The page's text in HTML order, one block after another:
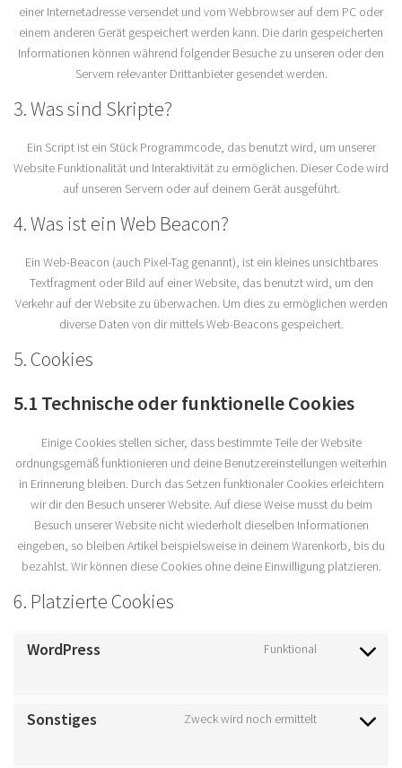
einer Internetadresse versendet und vom Webbrowser auf dem PC oder
einem anderen Gerät gespeichert werden kann. Die darin gespeicherten
Informationen können während folgender Besuche zu unseren oder den
Servern relevanter Drittanbieter gesendet werden.
3. Was sind Skripte?
Ein Script ist ein Stück Programmcode, das benutzt wird, um unserer
Website Funktionalität und Interaktivität zu ermöglichen. Dieser Code wird
auf unseren Servern oder auf deinem Gerät ausgeführt.
4. Was ist ein Web Beacon?
Ein Web-Beacon (auch Pixel-Tag genannt), ist ein kleines unsichtbares
Textfragment oder Bild auf einer Website, das benutzt wird, um den
Verkehr auf der Website zu überwachen. Um dies zu ermöglichen werden
diverse Daten von dir mittels Web-Beacons gespeichert.
5. Cookies
5.1 Technische oder funktionelle Cookies
Einige Cookies stellen sicher, dass bestimmte Teile der Website
ordnungsgemäß funktionieren und deine Benutzereinstellungen weiterhin
in Erinnerung bleiben. Durch das Setzen funktionaler Cookies erleichtern
wir dir den Besuch unserer Website. Auf diese Weise musst du beim
Besuch unserer Website nicht wiederholt dieselben Informationen
eingeben, so bleiben Artikel beispielsweise in deinem Warenkorb, bis du
bezahlst. Wir können diese Cookies ohne deine Einwilligung platzieren.
6. Platzierte Cookies
WordPress Funktional
Consent
wordpress
Sonstiges Zweck wird noch ermittelt
Consent